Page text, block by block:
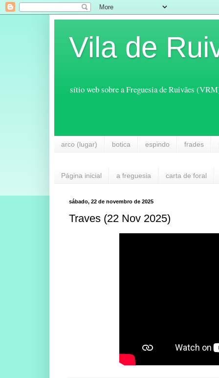
Vila de
sítio web sobre a Freguesia de Ruivães
arco (lugar) botica espindo frades
Página inicial a freguesia carta de foral
sábado, 22 de novembro de 2025
Traves (22 Nov 2025)